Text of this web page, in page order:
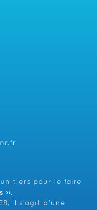
tiers pour le faire
.
il s’agit d’une